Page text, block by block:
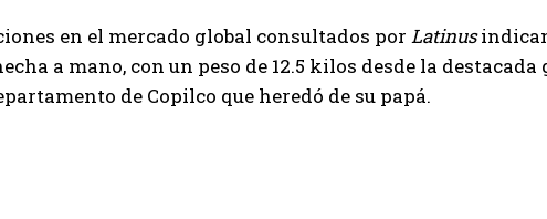
en el mercado global consultados por Latinus
a mano, con un peso de 12.5 kilos desde la
de Copilco que heredó de su papá.